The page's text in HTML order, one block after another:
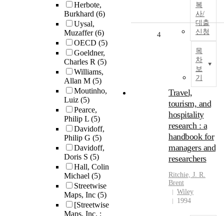
Herbote,
Burkhard (6)
Uysal,
Muzaffer(6)
OECD (5)
Goeldner,
Charles R (5)
Williams,
Allan M (5)
Moutinho,
Luiz (5)
Pearce,
Philip L (5)
Davidoff,
Philip G (5)
Davidoff,
Doris S (5)
Hall, Colin
Michael (5)
Streetwise
Maps, Inc (5)
[Streetwise
Maps, Inc. ;
복
사/
대출
신청
목
차
보
기
4
Travel,
tourism, and
hospitality
research : a
handbook for
managers and
researchers
Ritchie, J. R.
Brent
Wiley
1994